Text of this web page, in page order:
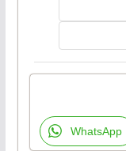
WhatsApp